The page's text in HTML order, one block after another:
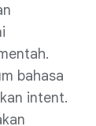
bahasa
intent.